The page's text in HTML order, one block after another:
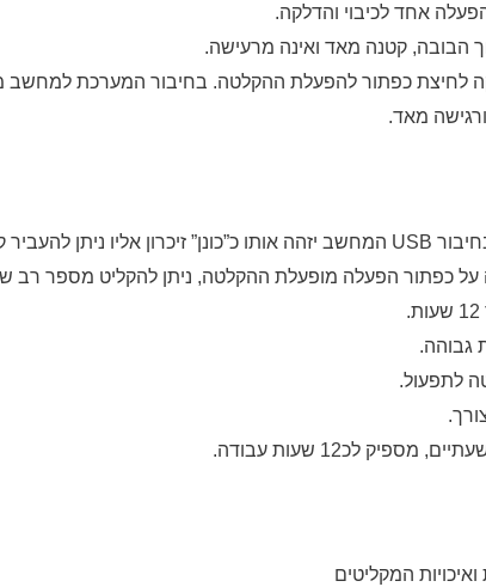
אחד לכיבוי והדלקה.
הבובה, קטנה מאד ואינה מרעישה.
לחיצת כפתור להפעלת ההקלטה. בחיבור המערכת למחשב
מאד.
USB המחשב יזהה אותו כ”כונן” זיכרון אליו ניתן
על כפתור הפעלה מופעלת ההקלטה, ניתן להקליט מספר רב
גבוהה.
לתפעול.
לכ12 שעות עבודה.
המקליטים